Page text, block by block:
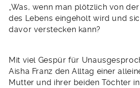
„Was, wenn man plötzlich von
des Lebens eingeholt wird und
davor verstecken kann?
Mit viel Gespür für
Aisha Franz den Alltag einer
Mutter und ihrer beiden Töchter